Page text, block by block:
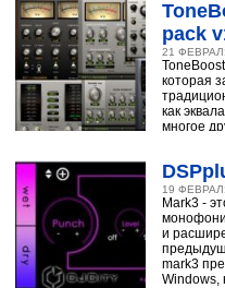
pack
21
которая
как
многое
19
Mark3 -
и
mark3
Windows,